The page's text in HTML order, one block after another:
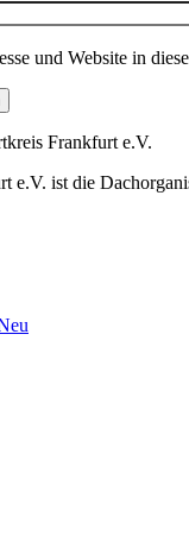
und Website in
Frankfurt e.V.
e.V. ist die